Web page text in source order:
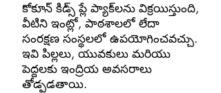
కోకూన్ కిడ్స్ ప్లే ప్యాక్‌లను విక్రయిస్తుంది,
వీటిని ఇంట్లో, పాఠశాలలో లేదా
సంరక్షణ సంస్థలలో ఉపయోగించవచ్చు.
ఇవి పిల్లలు, యువకులు మరియు
పెద్దలకు ఇంద్రియ అవసరాలు
తోడ్పడతాయి.